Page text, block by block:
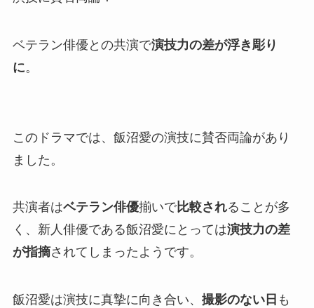
ベテラン俳優との共演で演技力の差が浮き彫り
に。
このドラマでは、飯沼愛の演技に賛否両論があり
ました。
共演者はベテラン俳優揃いで比較されることが多
く、新人俳優である飯沼愛にとっては演技力の差
が指摘されてしまったようです。
飯沼愛は演技に真摯に向き合い、 撮影のない日 も